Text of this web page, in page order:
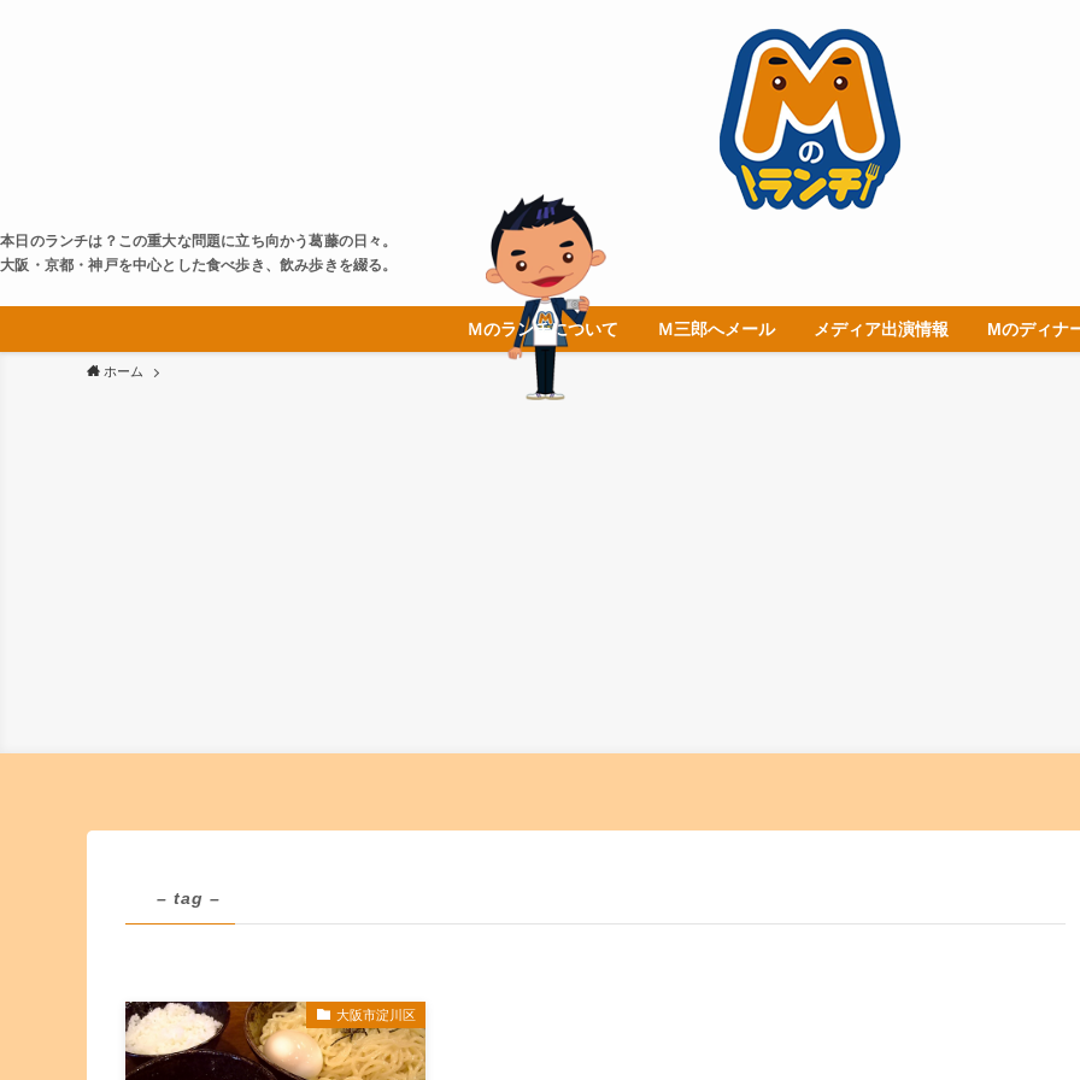
本日のランチは？この重大な問題に立ち向かう葛藤の日々。
大阪・京都・神戸を中心とした食べ歩き、飲み歩きを綴る。
Ｍのランチについて Ｍ三郎へメール メディア出演情報 Mのディナ
ホーム
– tag –
大阪市淀川区